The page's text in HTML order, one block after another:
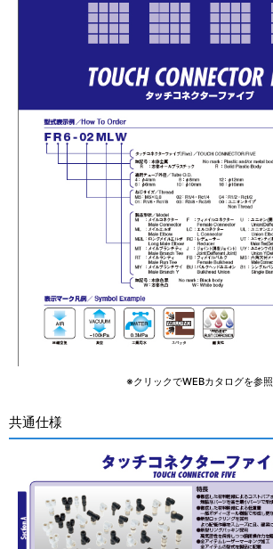
※クリックでWEBカタログを参照
共通仕様